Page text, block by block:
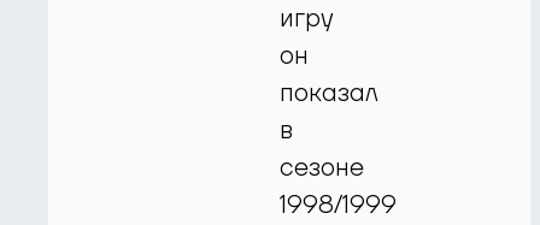
игру
он
показал
в
сезоне
1998/1999